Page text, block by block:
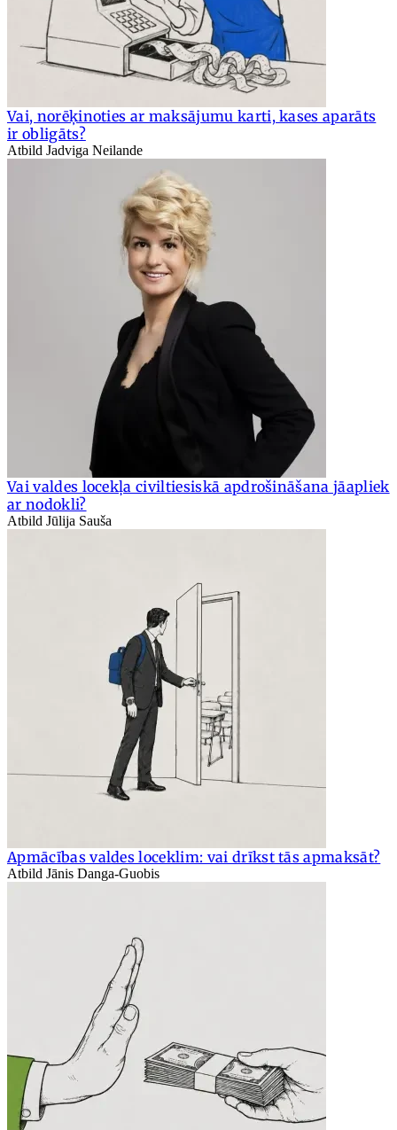
Vai, norēķinoties ar maksājumu karti, kases aparāts
ir obligāts?
Atbild Jadviga Neilande
Vai valdes locekļa civiltiesiskā apdrošināšana jāapliek
ar nodokli?
Atbild Jūlija Sauša
Apmācības valdes loceklim: vai drīkst tās apmaksāt?
Atbild Jānis Danga-Guobis